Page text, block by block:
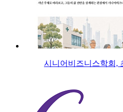
시니어비즈니스학회,